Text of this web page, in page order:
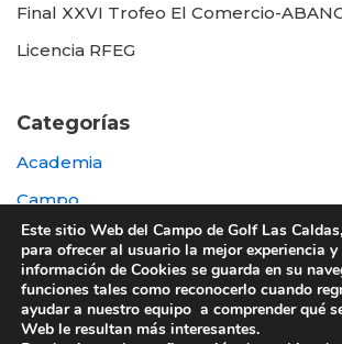
Final XXVI Trofeo El Comercio-
Licencia RFEG
Categorías
Academia
Campo
Destacada
Otras
Este sitio Web del Campo de Golf Las
para ofrecer al usuario la mejor experiencia
información de Cookies se guarda en su
funciones tales como reconocerlo cuando
ayudar a nuestro equipo a comprender qué
Web le resultan más interesantes.